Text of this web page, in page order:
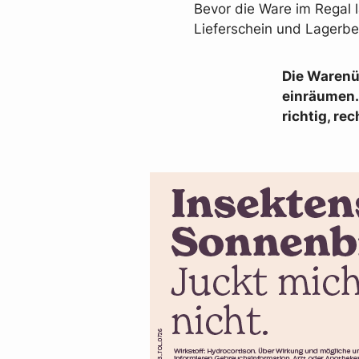
Bevor die Ware im
Lieferschein und
Die
richtig,